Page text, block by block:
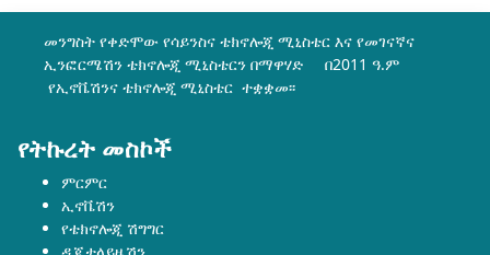
መንግስት የቀድሞው የሳይንስና ቴክኖሎጂ ሚኒስቴር እና የመገናኛና
ኢንፎርሜሽን ቴክኖሎጂ ሚኒስቴርን በማዋሃድ በ2011 ዓ.ም
የኢኖቬሽንና ቴክኖሎጂ ሚኒስቴር ተቋቋመ፡፡
የትኩረት መስኮች
ምርምር
ኢኖቬሽን
የቴክኖሎጂ ሽግግር